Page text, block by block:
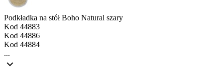
Podkładka na stół Boho Natural szary
Kod 44883
Kod 44886
Kod 44884
...